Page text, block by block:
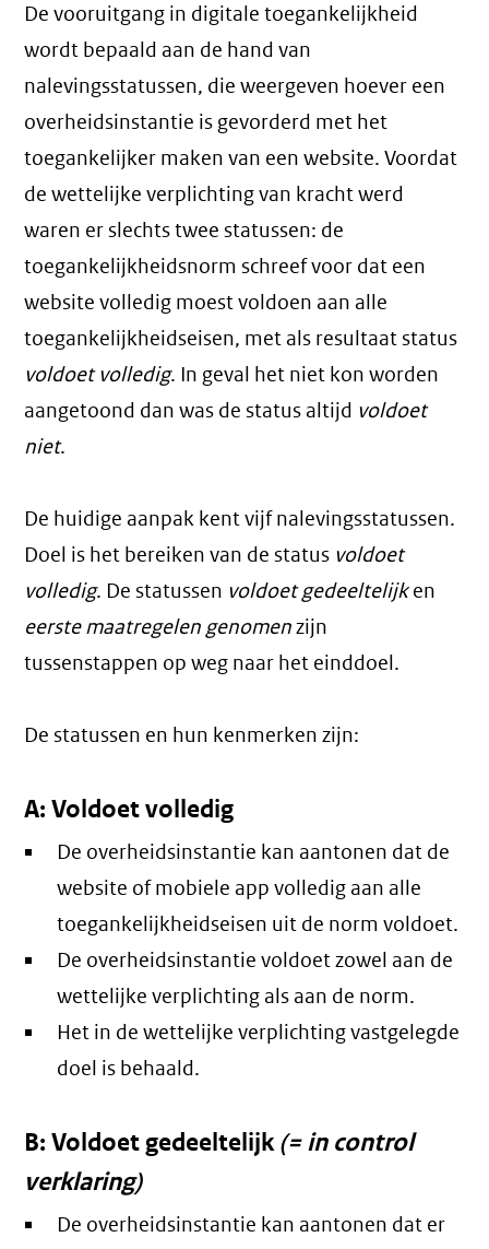
De vooruitgang in digitale toegankelijkheid
wordt bepaald aan de hand van
nalevingsstatussen, die weergeven hoever een
overheidsinstantie is gevorderd met het
toegankelijker maken van een website. Voordat
de wettelijke verplichting van kracht werd
waren er slechts twee statussen: de
toegankelijkheidsnorm schreef voor dat een
website volledig moest voldoen aan alle
toegankelijkheidseisen, met als resultaat status
voldoet volledig. In geval het niet kon worden
aangetoond dan was de status altijd voldoet
niet.
De huidige aanpak kent vijf nalevingsstatussen.
Doel is het bereiken van de status voldoet
volledig. De statussen voldoet gedeeltelijken
eerste maatregelen genomenzijn
tussenstappen op weg naar het einddoel.
De statussen en hun kenmerken zijn:
A: Voldoet volledig
De overheidsinstantie kan aantonen dat de
website of mobiele app volledig aan alle
toegankelijkheidseisen uit de norm voldoet.
De overheidsinstantie voldoet zowel aan de
wettelijke verplichting als aan de norm.
Het in de wettelijke verplichting vastgelegde
doel is behaald.
B: Voldoet gedeeltelijk(= in control
verklaring)
De overheidsinstantie kan aantonen dat er